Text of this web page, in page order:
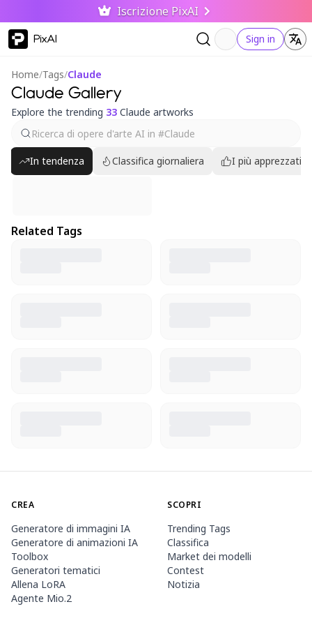
Iscrizione PixAI
PixAI Sign in
Home/Tags/Claude
Claude Gallery
Explore the trending 33 Claude artworks
In tendenza Classifica giornaliera I più apprezzati
Related Tags
CREA
Generatore di immagini IA
Generatore di animazioni IA
Toolbox
Generatori tematici
Allena LoRA
Agente Mio.2
SCOPRI
Trending Tags
Classifica
Market dei modelli
Contest
Notizia